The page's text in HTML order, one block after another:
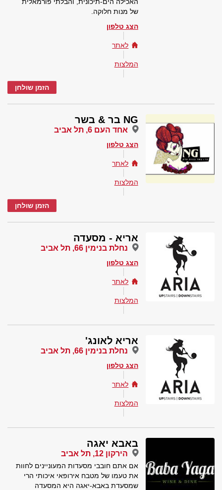
האכילה הים-תיכונית, והבלתי פורמאלית
של מנות חלוקה.
הצג טלפון
לאתר
המלצות
הזמן שולחן
NG בר & בשר
אחד העם 6, תל אביב
הצג טלפון
לאתר
המלצות
הזמן שולחן
אריא - מסעדה
נחלת בנימין 66, תל אביב
הצג טלפון
לאתר
המלצות
אריא לאונג'
נחלת בנימין 66, תל אביב
הצג טלפון
לאתר
המלצות
באבא יאגה
הירקון 12, תל אביב
אם אתם חובבי מסעדות המעוניינים לחוות
את טעמו של מטבח אירופאי איכותי הרי
שמסעדת באבא-יאגה היא המסעדה